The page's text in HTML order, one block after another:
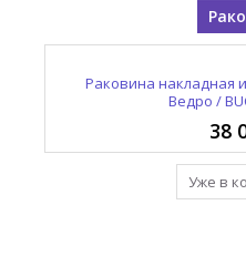
Раковина накладная
Ведро /
38
Уже в